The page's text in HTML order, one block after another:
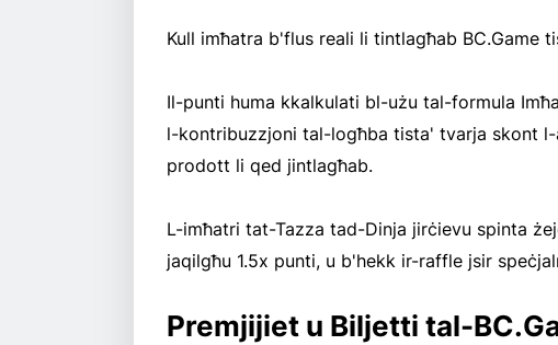
Kull imħatra b'flus reali li tintlagħab
Il-punti huma kkalkulati bl-użu tal-formula
l-kontribuzzjoni tal-logħba tista' tvarja skont
prodott li qed jintlagħab.
L-imħatri tat-Tazza tad-Dinja jirċievu spinta
jaqilgħu 1.5x punti, u b'hekk ir-raffle jsir
Premjijiet u Biljetti tal-